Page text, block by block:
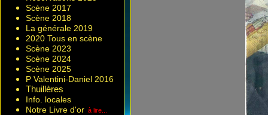
Scène 2017
Scène 2018
La générale 2019
2020 Tous en scène
Scène 2023
Scène 2024
Scène 2025
P Valentini-Daniel 2016
Thuillères
Info. locales
Notre Livre d'or à lire...